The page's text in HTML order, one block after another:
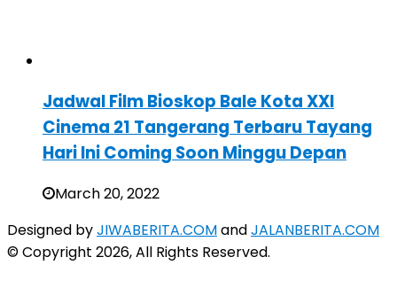
Jadwal Film Bioskop Bale Kota XXI
Cinema 21 Tangerang Terbaru Tayang
Hari Ini Coming Soon Minggu Depan
March 20, 2022
Designed byJIWABERITA.COMandJALANBERITA.COM
© Copyright 2026, All Rights Reserved.